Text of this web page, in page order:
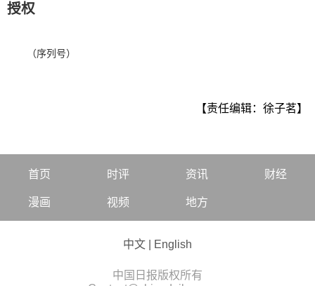
授权
（序列号）
【责任编辑：徐子茗】
首页 时评 资讯 财经
漫画 视频 地方
中文 English
中国日报版权所有